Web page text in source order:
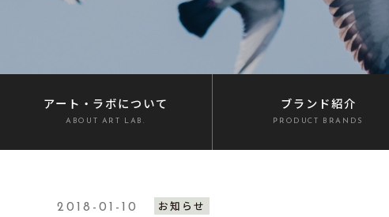
アート・ラボについて
ABOUT ART LAB.
ブランド紹介
PRODUCT BRANDS
2018-01-10 お知らせ